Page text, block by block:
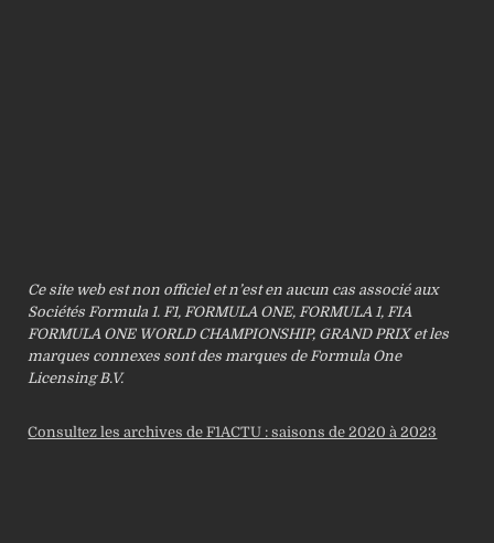
Ce site web est non officiel et n’est en aucun cas associé aux
Sociétés Formula 1. F1, FORMULA ONE, FORMULA 1, FIA
FORMULA ONE WORLD CHAMPIONSHIP, GRAND PRIX et les
marques connexes sont des marques de Formula One
Licensing B.V.
Consultez les archives de F1ACTU : saisons de 2020 à 2023